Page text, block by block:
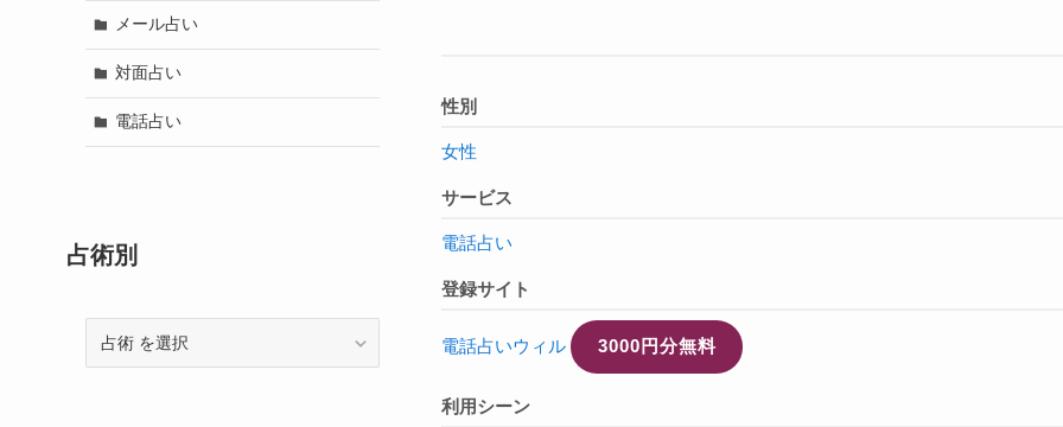
性別
女性
サービス
電話占い
登録サイト
電話占いウィル 3000円分無料
利用シーン
メール占い
対面占い
電話占い
占術別
術